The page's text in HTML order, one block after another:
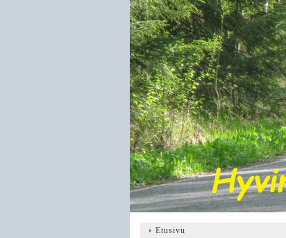
Etusivu